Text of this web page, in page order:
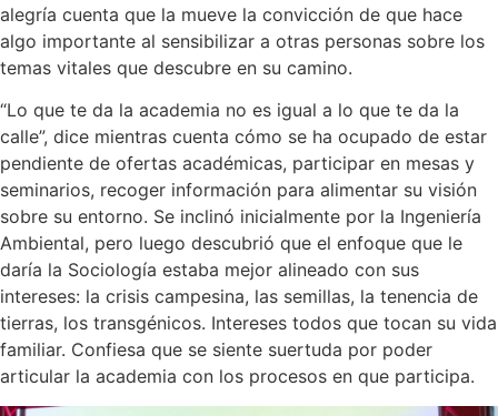
alegría cuenta que la mueve la convicción de que hace
algo importante al sensibilizar a otras personas sobre los
temas vitales que descubre en su camino.
“Lo que te da la academia no es igual a lo que te da la
calle”, dice mientras cuenta cómo se ha ocupado de estar
pendiente de ofertas académicas, participar en mesas y
seminarios, recoger información para alimentar su visión
sobre su entorno. Se inclinó inicialmente por la Ingeniería
Ambiental, pero luego descubrió que el enfoque que le
daría la Sociología estaba mejor alineado con sus
intereses: la crisis campesina, las semillas, la tenencia de
tierras, los transgénicos. Intereses todos que tocan su vida
familiar. Confiesa que se siente suertuda por poder
articular la academia con los procesos en que participa.